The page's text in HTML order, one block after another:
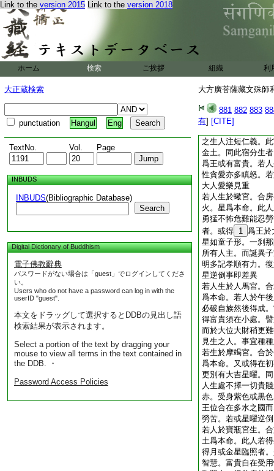
Link to the version 2015 Link to the version 2018
ホーム 検索 ご挨拶 組織 利
大正蔵検索
punctuation Hangul Eng
TextNo. Vol. Page
INBUDS
INBUDS(Bibliographic Database)
Search
Digital Dictionary of Buddhism
電子佛教辭典
パスワードがない場合は「guest」でログインしてくださ
い。
Users who do not have a password can log in with the
userID "guest".
本文をドラッグして選択するとDDBの見出し語
検索結果が表示されます。
Select a portion of the text by dragging your
mouse to view all terms in the text contained in
the DDB. ・
Password Access Policies
大方廣菩薩藏文殊
881 882 883
有] [CITE]
此人受身金色或紫
兼有大智。若依法
大財大位皆不難得
險難之處。得爲其
事。及於彼處爲王
若於雙女宮生合於
或得爲軍主。若依
及得木爲本命者此
之生人注短仁義。
金土。同此宿分生
爲王或有富貴。若
性貪愛亦多瞋怒。
大人愛樂見重
若人生於蠍宮。合
火。星爲本命。此
勇猛不怖危難能忍
者。或得 1 爲王於
星如童子形。一刹
所有人主。而誕異
明多記孝順有力。
星逆倒事即差異
若人生於人馬宮。
爲本命。若人於午
必破自族然後得成
得富貴須在小處。
而於大位大財稍更
見生之人。事宜種
若生於摩竭宮。合
爲本命。又或得在
更別有大吉星曜。
人生處不擇一切貴
赤。受身紫色或黒
王位合在多水之國
勞苦。若或星曜逆
若人於寶瓶宮生。
土爲本命。此人若
得月或金星臨照者
智慧。富貴自在受